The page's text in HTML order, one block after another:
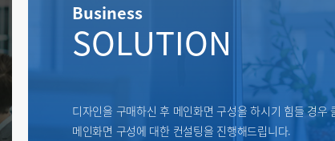
Business
SOLUTION
디자인을 구매하신 후 메인화면 구성을 하시기 힘들 경우
메인화면 구성에 대한 컨설팅을 진행해드립니다.